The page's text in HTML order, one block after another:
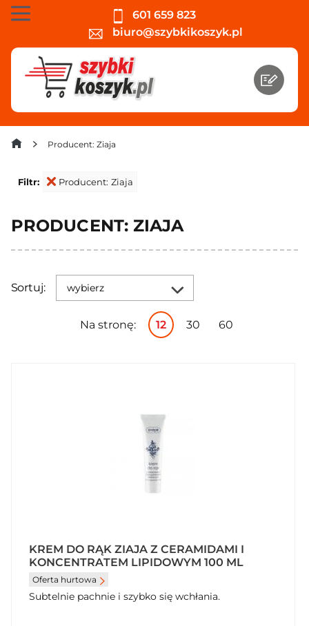
601 659 823
biuro@szybkikoszyk.pl
Producent: Ziaja
Filtr: Producent: Ziaja
PRODUCENT: ZIAJA
Sortuj: wybierz
Na stronę: 12 30 60
KREM DO RĄK ZIAJA Z CERAMIDAMI I
KONCENTRATEM LIPIDOWYM 100 ML
Oferta hurtowa
Subtelnie pachnie i szybko się wchłania.